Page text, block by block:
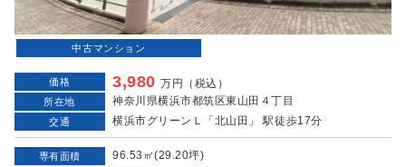
中古マンション
価格 3,980万円（税込）
所在地 神奈川県横浜市都筑区東山田４丁目
交通 横浜市グリーンＬ「北山田」 駅徒歩17分
専有面積 96.53㎡(29.20坪)